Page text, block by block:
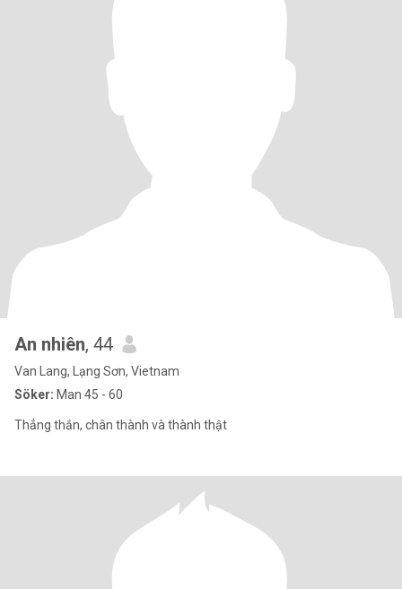
An nhiên, 44
Van Lang, Lạng Sơn, Vietnam
Söker: Man 45 - 60
Thẳng thắn, chân thành và thành thật